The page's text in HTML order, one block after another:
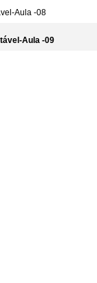
Aula -08
Aula -09